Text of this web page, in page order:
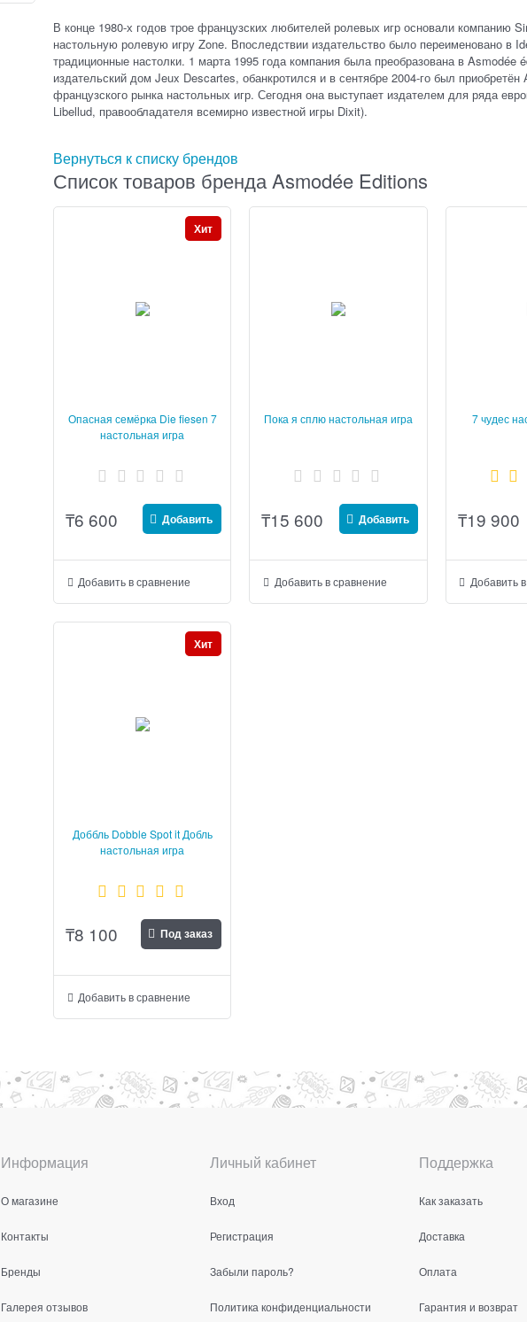
В конце 1980-х годов трое французских любителей ролевых игр основали компанию
настольную ролевую игру Zone. Впоследствии издательство было переименовано в
традиционные настолки. 1 марта 1995 года компания была преобразована в Asmodée
издательский дом Jeux Descartes, обанкротился и в сентябре 2004-го был
французского рынка настольных игр. Сегодня она выступает издателем для ряда
Libellud, правообладателя всемирно известной игры Dixit).
Вернуться к списку брендов
Список товаров бренда Asmodée Editions
Опасная семёрка Die fiesen 7
настольная игра
Хит
₸6 600 Добавить
Добавить в сравнение
Пока я сплю настольная игра
₸15 600 Добавить
Добавить в сравнение
7 чудес
₸19 900
Добавить
Доббль Dobble Spot it Добль
настольная игра
Хит
₸8 100 Под заказ
Добавить в сравнение
Информация
О магазине
Контакты
Бренды
Галерея отзывов
Личный кабинет
Вход
Регистрация
Забыли пароль?
Политика конфиденциальности
Поддержка
Как заказать
Доставка
Оплата
Гарантия и возврат